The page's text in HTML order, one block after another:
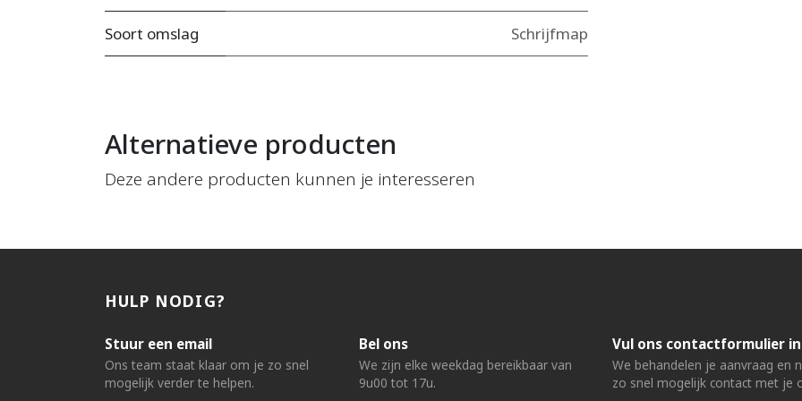
Soort omslag Schrijfmap
Alternatieve producten
Deze andere producten kunnen je interesseren
HULP NODIG?
Stuur een email
Ons team staat klaar om je zo snel
mogelijk verder te helpen.
Bel ons
We zijn elke weekdag bereikbaar van
9u00 tot 17u.
Vul ons contactformulier in
We behandelen je aanvraag en
zo snel mogelijk contact met je